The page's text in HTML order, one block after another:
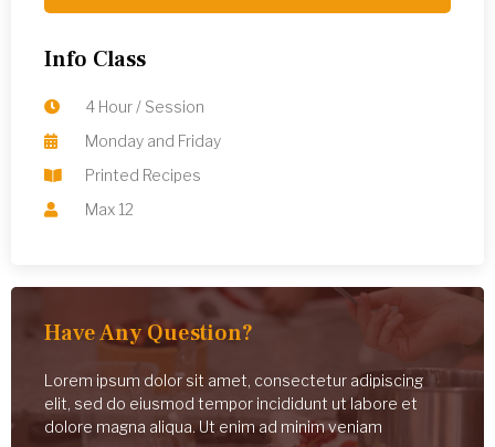
Info Class
4 Hour / Session
Monday and Friday
Printed Recipes
Max 12
Have Any Question?
Lorem ipsum dolor sit amet, consectetur adipiscing
elit, sed do eiusmod tempor incididunt ut labore et
dolore magna aliqua. Ut enim ad minim veniam